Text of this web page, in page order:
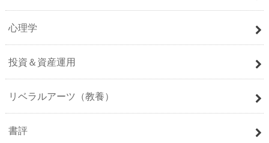
心理学
投資＆資産運用
リベラルアーツ（教養）
書評